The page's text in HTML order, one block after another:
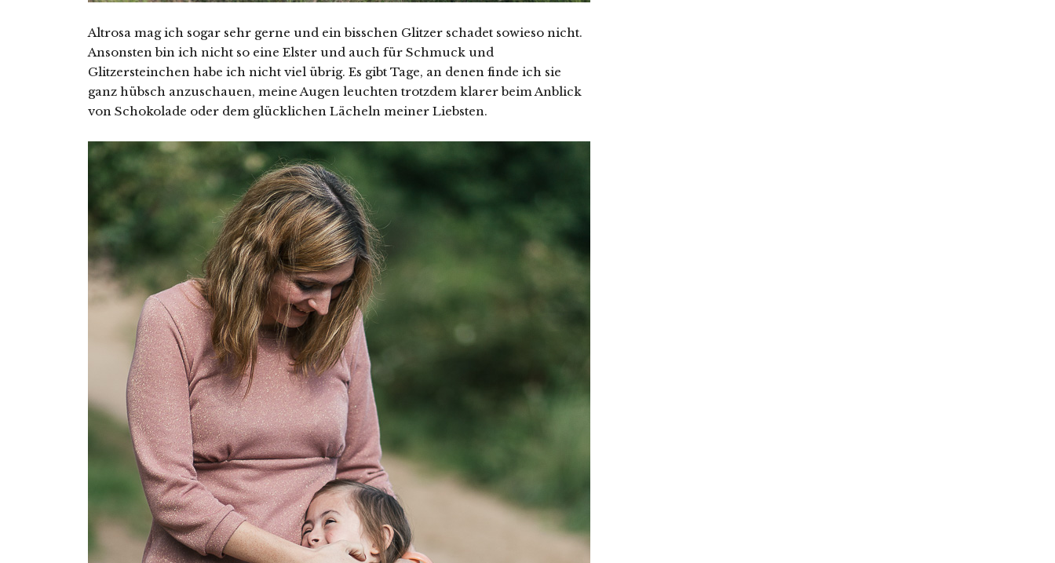
Altrosa mag ich sogar sehr gerne und ein bisschen Glitzer schadet sowieso nicht.
Ansonsten bin ich nicht so eine Elster und auch für Schmuck und
Glitzersteinchen habe ich nicht viel übrig. Es gibt Tage, an denen finde ich sie
ganz hübsch anzuschauen, meine Augen leuchten trotzdem klarer beim Anblick
von Schokolade oder dem glücklichen Lächeln meiner Liebsten.